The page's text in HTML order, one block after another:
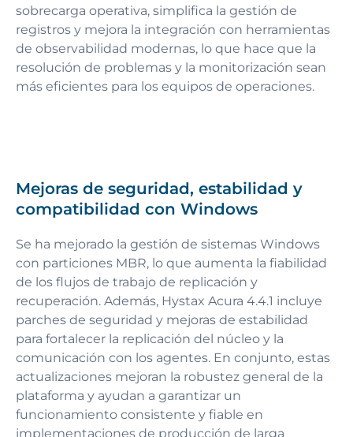
sobrecarga operativa, simplifica la gestión de
registros y mejora la integración con herramientas
de observabilidad modernas, lo que hace que la
resolución de problemas y la monitorización sean
más eficientes para los equipos de operaciones.
Mejoras de seguridad, estabilidad y
compatibilidad con Windows
Se ha mejorado la gestión de sistemas Windows
con particiones MBR, lo que aumenta la fiabilidad
de los flujos de trabajo de replicación y
recuperación. Además, Hystax Acura 4.4.1 incluye
parches de seguridad y mejoras de estabilidad
para fortalecer la replicación del núcleo y la
comunicación con los agentes. En conjunto, estas
actualizaciones mejoran la robustez general de la
plataforma y ayudan a garantizar un
funcionamiento consistente y fiable en
implementaciones de producción de larga